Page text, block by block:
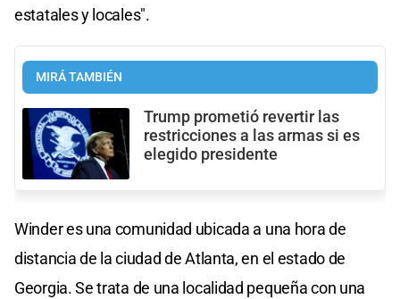
estatales y locales".
MIRÁ TAMBIÉN
Trump prometió revertir las
restricciones a las armas si es
elegido presidente
Winder es una comunidad ubicada a una hora de
distancia de la ciudad de Atlanta, en el estado de
Georgia. Se trata de una localidad pequeña con una